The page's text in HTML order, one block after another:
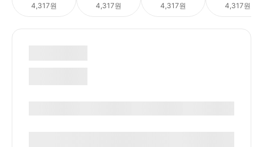
4,317원 4,317원 4,317원 4,317원